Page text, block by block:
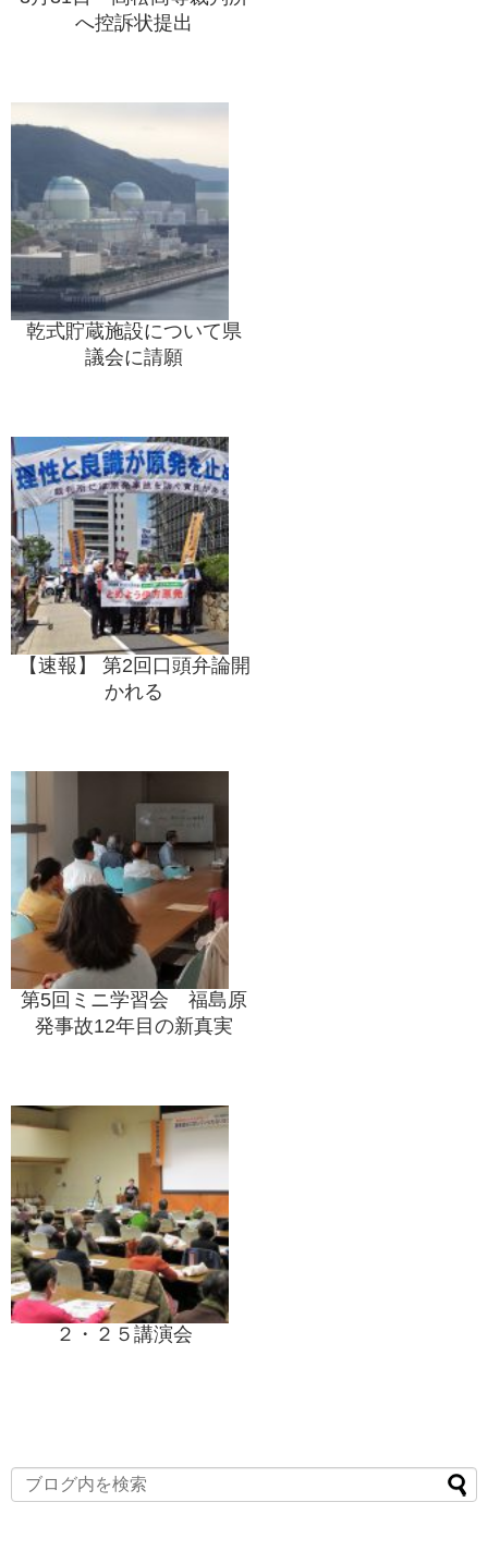
へ控訴状提出
乾式貯蔵施設について県
議会に請願
【速報】 第2回口頭弁論開
かれる
第5回ミニ学習会 福島原
発事故12年目の新真実
２・２５講演会